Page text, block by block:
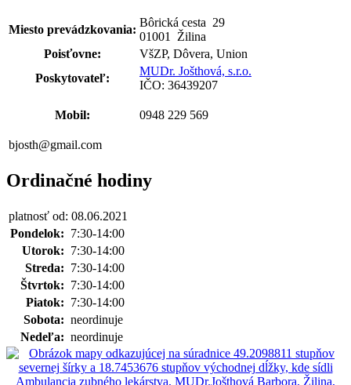
Miesto prevádzkovania:
Bôrická cesta 29
01001 Žilina
Poisťovne:
VšZP, Dôvera, Union
Poskytovateľ:
MUDr. Jošthová, s.r.o.
IČO: 36439207
Mobil: 0948 229 569
bjosth@gmail.com
Ordinačné hodiny
platnosť od: 08.06.2021
Pondelok: 7:30-14:00
Utorok: 7:30-14:00
Streda: 7:30-14:00
Štvrtok: 7:30-14:00
Piatok: 7:30-14:00
Sobota: neordinuje
Nedeľa: neordinuje